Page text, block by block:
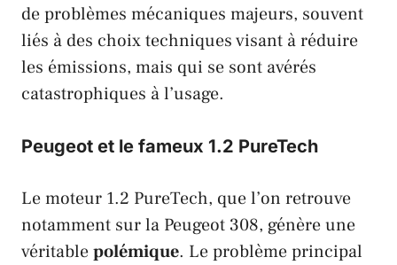
de problèmes mécaniques majeurs, souvent
liés à des choix techniques visant à réduire
les émissions, mais qui se sont avérés
catastrophiques à l’usage.
Peugeot et le fameux 1.2 PureTech
Le moteur 1.2 PureTech, que l’on retrouve
notamment sur la Peugeot 308, génère une
véritablepolémique. Le problème principal